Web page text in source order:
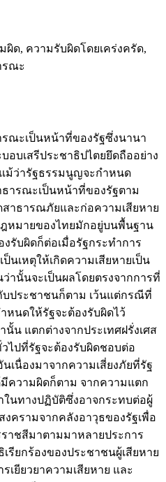
ด, ความรับผิดโดยเคร่งครัด,
รณะ
ณะเป็นหน้าที่ของรัฐซึ่งนานา
อบเสรีประชาธิปไตยยึดถืออย่าง
ม้ว่ารัฐธรรมนูญจะกำหนด
ารณะเป็นหน้าที่ของรัฐตาม
าธารณภัยและก่อความเสียหาย
มายของไทยมักอยู่บนพื้นฐาน
รับผิดก็ต่อเมื่อรัฐกระทำการ
นเหตุให้เกิดความเสียหายเป็น
านั้นจะเป็นผลโดยตรงจากการที่
บประชาชนก็ตาม เว้นแต่กรณีที่
นดให้รัฐจะต้องรับผิดไว้
นั้น แตกต่างจากประเทศฝรั่งเศส
ไปที่รัฐจะต้องรับผิดชอบต่อ
เนื่องมาจากความเสี่ยงภัยที่รัฐ
ความผิดก็ตาม จากความแตก
ในทางปฏิบัติซึ่งอาจกระทบต่อผู้
ครามจากคลังอาวุธของรัฐเพื่อ
าชสีมาตามมาหลายประการ
รียกร้องของประชาชนผู้เสียหาย
ยียวยาความเสียหาย และ